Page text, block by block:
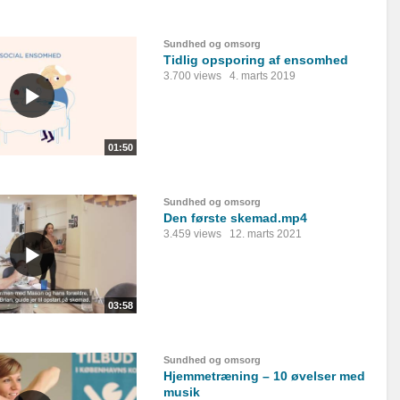
01:50
Sundhed og omsorg
Tidlig opsporing af ensomhed
3.700 views 4. marts 2019
03:58
Sundhed og omsorg
Den første skemad.mp4
3.459 views 12. marts 2021
Sundhed og omsorg
Hjemmetræning – 10 øvelser med
musik